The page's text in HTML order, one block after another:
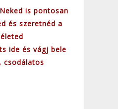
is pontosan
és szeretnéd a
ide és vágj bele
csodálatos